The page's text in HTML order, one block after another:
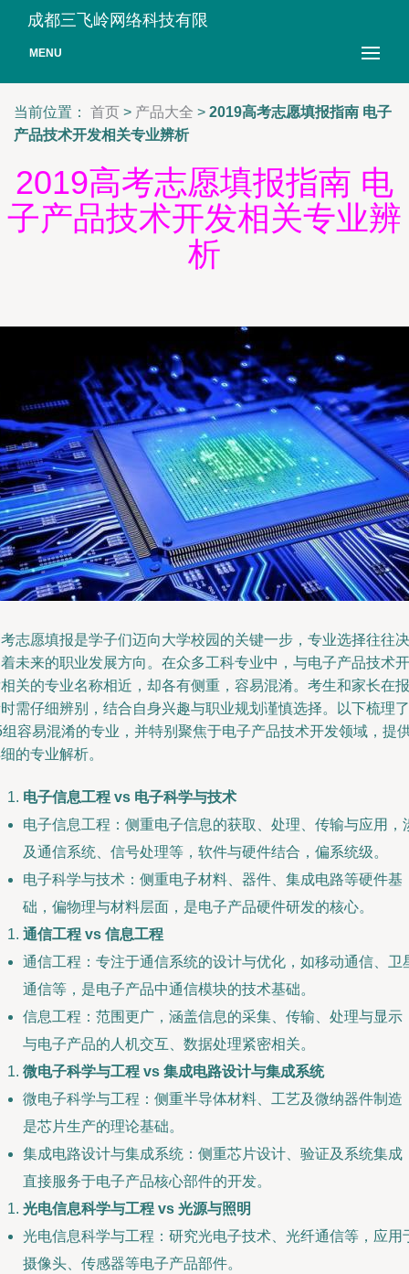
成都三飞岭网络科技有限
MENU
当前位置： 首页 > 产品大全 > 2019高考志愿填报指南 电子
产品技术开发相关专业辨析
2019高考志愿填报指南 电
子产品技术开发相关专业辨
析
志愿填报是学子们迈向大学校园的关键一步，专业选择往往决
未来的职业发展方向。在众多工科专业中，与电子产品技术开
关的专业名称相近，却各有侧重，容易混淆。考生和家长在报
需仔细辨别，结合自身兴趣与职业规划谨慎选择。以下梳理了
容易混淆的专业，并特别聚焦于电子产品技术开发领域，提
的专业解析。
电子信息工程 vs 电子科学与技术
电子信息工程：侧重电子信息的获取、处理、传输与应用，
及通信系统、信号处理等，软件与硬件结合，偏系统级。
电子科学与技术：侧重电子材料、器件、集成电路等硬件基
础，偏物理与材料层面，是电子产品硬件研发的核心。
通信工程 vs 信息工程
通信工程：专注于通信系统的设计与优化，如移动通信、卫
通信等，是电子产品中通信模块的技术基础。
信息工程：范围更广，涵盖信息的采集、传输、处理与显示
与电子产品的人机交互、数据处理紧密相关。
微电子科学与工程 vs 集成电路设计与集成系统
微电子科学与工程：侧重半导体材料、工艺及微纳器件制造
是芯片生产的理论基础。
集成电路设计与集成系统：侧重芯片设计、验证及系统集成
直接服务于电子产品核心部件的开发。
光电信息科学与工程 vs 光源与照明
光电信息科学与工程：研究光电子技术、光纤通信等，应用
摄像头、传感器等电子产品部件。